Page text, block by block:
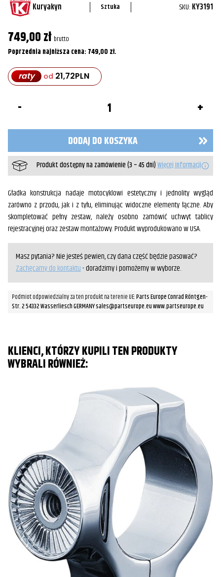
Kuryakyn Sztuka SKU: KY3191
749,00zł brutto
Poprzednia najniższa cena: 749,00 zł.
raty od 21,72PLN
zakrzywione
DODAJ DO KOSZYKA
Produkt dostępny na zamówienie (3 – 45 dni)Więcej informacji
Gładka konstrukcja nadaje motocyklowi estetyczny i jednolity wygląd
zarówno z przodu, jak i z tyłu, eliminując widoczne elementy łączne. Aby
skompletować pełny zestaw, należy osobno zamówić uchwyt tablicy
rejestracyjnej oraz zestaw montażowy. Produkt wyprodukowano w USA.
Masz pytania? Nie jesteś pewien, czy dana część będzie pasować?
Zachęcamy do kontaktu- doradzimy i pomożemy w wyborze.
Podmiot odpowiedzialny za ten produkt na terenie UE:Parts Europe Conrad Röntgen-
Str. 2 54332 Wasserliesch GERMANY sales@partseurope.eu www.partseurope.eu
KLIENCI, KTÓRZY KUPILI TEN PRODUKTY
WYBRALI RÓWNIEŻ: